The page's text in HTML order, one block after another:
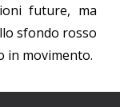
future, ma
sfondo rosso
in movimento.